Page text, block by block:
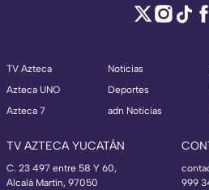
TV Azteca
Azteca UNO
Azteca 7
Noticias
Deportes
adn Noticias
TV AZTECA YUCATÁN
C. 23 497 entre 58 Y 60,
Alcalá Martín, 97050
999